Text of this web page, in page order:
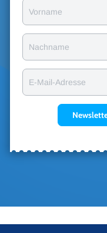
Vorname
Nachname
E-Mail-Adresse